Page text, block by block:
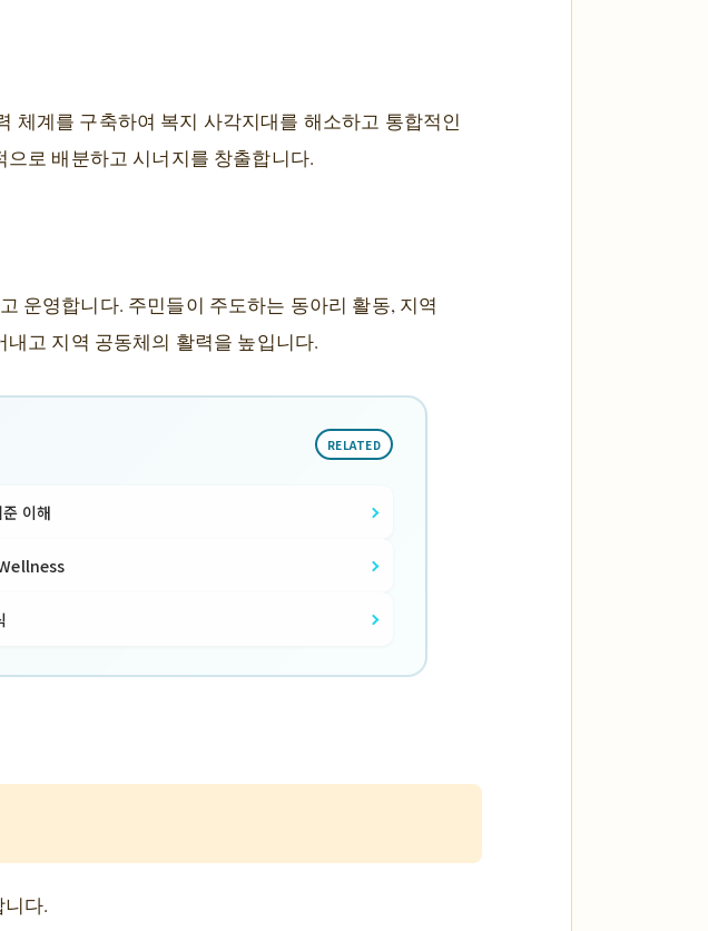
체계를 구축하여 복지 사각지대를 해소하고 통합적인
로 배분하고 시너지를 창출합니다.
운영합니다. 주민들이 주도하는 동아리 활동, 지역
고 지역 공동체의 활력을 높입니다.
RELATED
이해
다.